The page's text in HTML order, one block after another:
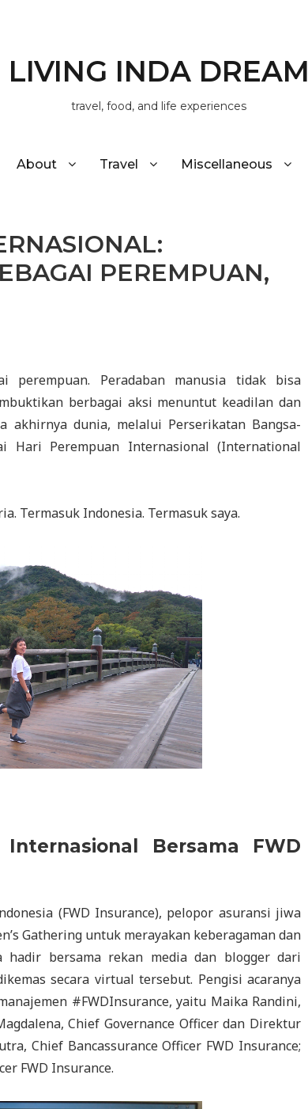
LIVING INDA DREAM
travel, food, and life experiences
About Travel Miscellaneous
PEREMPUAN,
perempuan. Peradaban manusia tidak bisa
berbagai aksi menuntut keadilan dan
akhirnya dunia, melalui Perserikatan Bangsa-
Hari Perempuan Internasional (International
Termasuk Indonesia. Termasuk saya.
Bersama FWD
(FWD Insurance), pelopor asuransi jiwa
Gathering untuk merayakan keberagaman dan
hadir bersama rekan media dan blogger dari
secara virtual tersebut. Pengisi acaranya
#FWDInsurance, yaitu Maika Randini,
Chief Governance Officer dan Direktur
Chief Bancassurance Officer FWD Insurance;
FWD Insurance.